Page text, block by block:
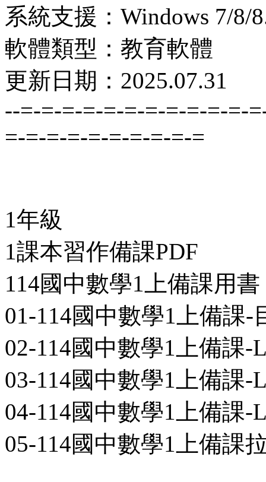
系統支援：Windows 7/8/
軟體類型：教育軟體
更新日期：2025.07.31
--=-=-=-=-=-=-=-=-=-=-=-
=-=-=-=-=-=-=-=-=-=
1年級
1課本習作備課PDF
114國中數學1上備課用書
01-114國中數學1上備課-
02-114國中數學1上備課-
03-114國中數學1上備課-
04-114國中數學1上備課-
05-114國中數學1上備課